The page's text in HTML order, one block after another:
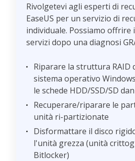
Rivolgetevi agli esperti di
EaseUS per un servizio di
individuale. Possiamo offrire
servizi dopo una diagnosi
Riparare la struttura RAID
sistema operativo
le schede HDD/SSD/SD
Recuperare/riparare le
unità ri-partizionate
Disformattare il disco
l'unità grezza (unità
Bitlocker)